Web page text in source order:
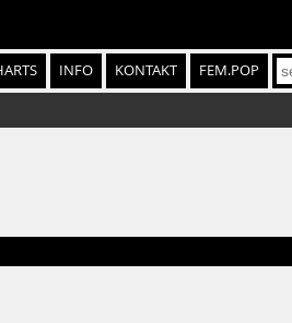
INFO KONTAKT FEM.POP